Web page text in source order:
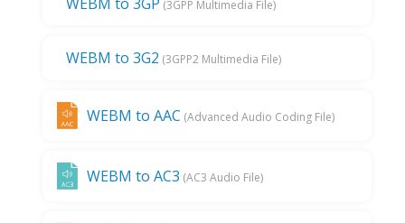
(3GPP Multimedia File)
WEBM to 3G2 (3GPP2 Multimedia File)
WEBM to AAC (Advanced Audio Coding File)
WEBM to AC3 (AC3 Audio File)